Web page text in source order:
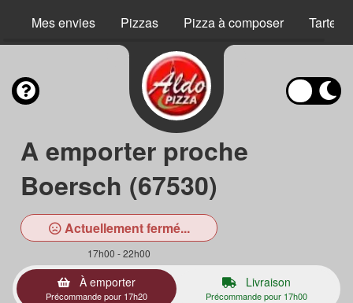
Mes envies Pizzas Pizza à composer Tartes
A emporter proche
Boersch (67530)
Actuellement fermé...
17h00 - 22h00
À emporter
Précommande pour 17h20
Livraison
Précommande pour 17h00